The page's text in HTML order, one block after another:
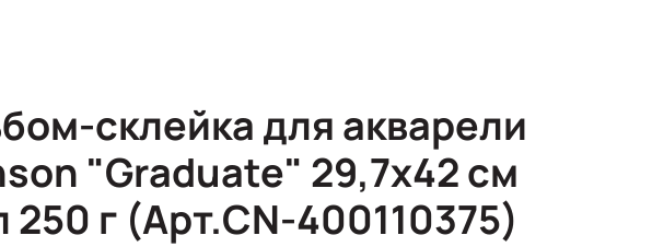
склейка для акварели
"Graduate" 29,7x42 см
250 г (Арт.CN-400110375)